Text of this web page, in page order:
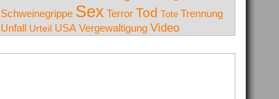
Schweinegrippe Sex Terror Tod Tote Trennung
Unfall Urteil USA Vergewaltigung Video